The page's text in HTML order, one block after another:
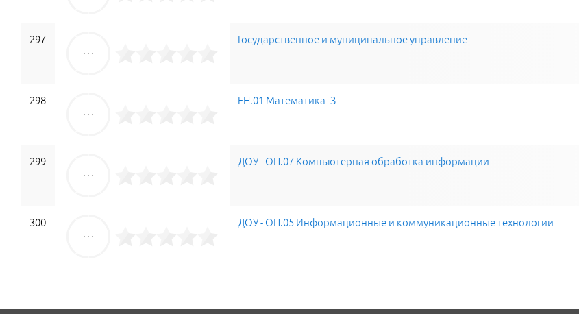
297 Государственное и муниципальное управление
298 ЕН.01 Математика_З
299 ДОУ - ОП.07 Компьютерная обработка информации
300 ДОУ - ОП.05 Информационные и коммуникационные технологии